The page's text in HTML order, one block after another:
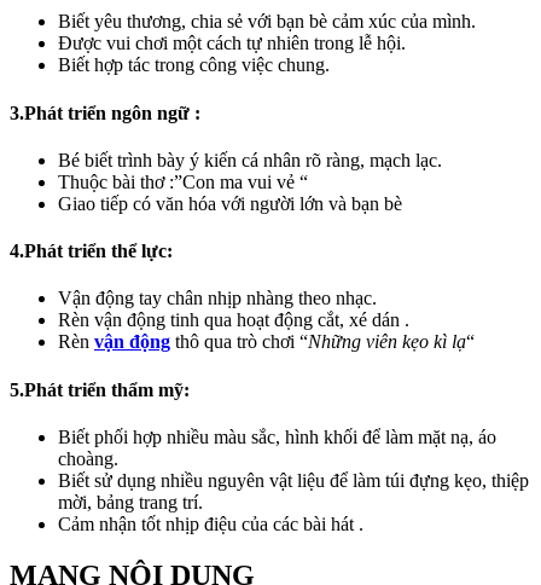
Biết yêu thương, chia sẻ với bạn bè cảm xúc của mình.
Được vui chơi một cách tự nhiên trong lễ hội.
Biết hợp tác trong công việc chung.
3.Phát triển ngôn ngữ :
Bé biết trình bày ý kiến cá nhân rõ ràng, mạch lạc.
Thuộc bài thơ :”Con ma vui vẻ “
Giao tiếp có văn hóa với người lớn và bạn bè
4.Phát triển thể lực:
Vận động tay chân nhịp nhàng theo nhạc.
Rèn vận động tinh qua hoạt động cắt, xé dán .
Rèn vận động thô qua trò chơi “Những viên kẹo kì lạ“
5.Phát triển thẩm mỹ:
Biết phối hợp nhiều màu sắc, hình khối để làm mặt nạ, áo
choàng.
Biết sử dụng nhiều nguyên vật liệu để làm túi đựng kẹo, thiệp
mời, bảng trang trí.
Cảm nhận tốt nhịp điệu của các bài hát .
MẠNG NỘI DUNG